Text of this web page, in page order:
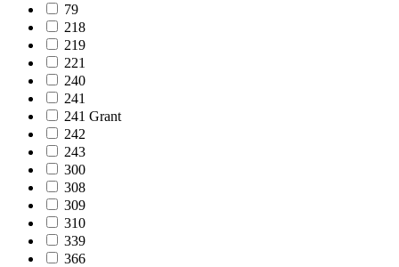
79
218
219
221
240
241
241 Grant
242
243
300
308
309
310
339
366